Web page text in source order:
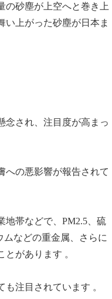
の砂塵が上空へと巻き上
い上がった砂塵が日本ま
念され、注目度が高まっ
への悪影響が報告されて
地帯などで、PM2.5、硫
などの重金属、さらに
があります 。
注目されています 。